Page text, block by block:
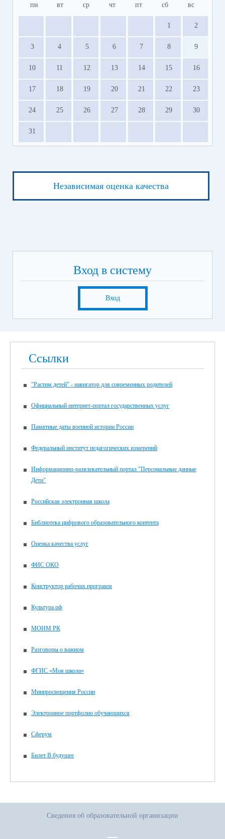
пн вт ср чт пт сб вс
1 2
3 4 5 6 7 8 9
10 11 12 13 14 15 16
17 18 19 20 21 22 23
24 25 26 27 28 29 30
31
Независимая оценка качества
Вход в систему
Вход
Ссылки
"Растим детей" - навигатор для современных родителей
Официальный интернет-портал государственных услуг
Памятные даты военной истории России
Федеральный институт педагогических измерений
Информационно-развлекательный портал "Персональные данные
Дети"
Российская электронная школа
Библиотека цифрового образовательного контента
Оценка качества услуг
ФИС ОКО
Конструктор рабочих программ
Культура.рф
МОНМ РК
Разговоры о важном
ФГИС «Моя школа»
Минпросвещения России
Электронное портфолио обучающихся
Сферум
Билет В будущее
Сведения об образовательной организации